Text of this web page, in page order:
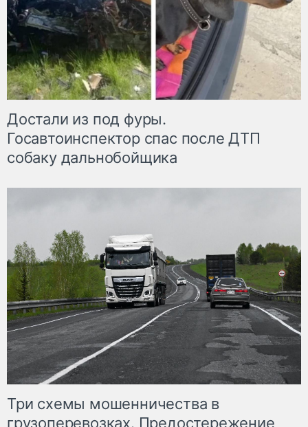
Достали из под фуры.
Госавтоинспектор спас после ДТП
собаку дальнобойщика
Три схемы мошенничества в
грузоперевозках. Предостережение